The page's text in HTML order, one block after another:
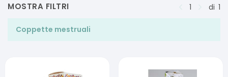
MOSTRA FILTRI 1 di 1
Coppette mestruali